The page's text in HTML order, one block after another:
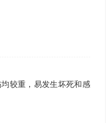
较重，易发生坏死和感